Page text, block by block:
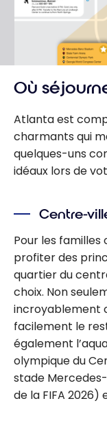
Où
Atlanta est
charmants qui
quelques-uns
idéaux lors de
Centre-
Pour les familles
profiter des
quartier du
choix. Non
incroyablement
facilement le
également
olympique du
stade
de la FIFA 2026)